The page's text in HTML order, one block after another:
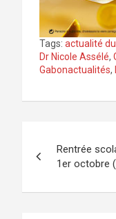
Tags: actualité
Dr Nicole Assélé,
Gabonactualités,
de
l’article
Rentrée
1er octobre